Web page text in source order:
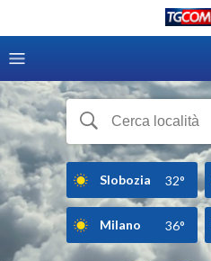
Slobozia 32°
Milano 36°